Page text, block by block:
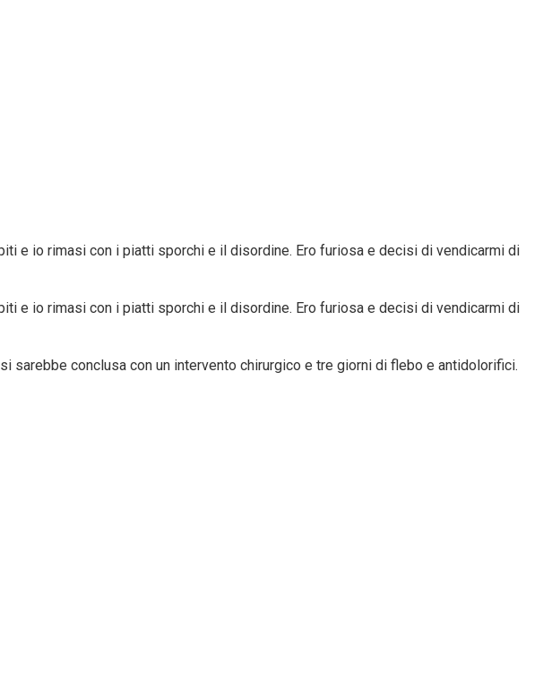
e io rimasi con i piatti sporchi e il disordine. Ero furiosa e decisi di vendicarmi di
e io rimasi con i piatti sporchi e il disordine. Ero furiosa e decisi di vendicarmi di
sarebbe conclusa con un intervento chirurgico e tre giorni di flebo e antidolorifici.